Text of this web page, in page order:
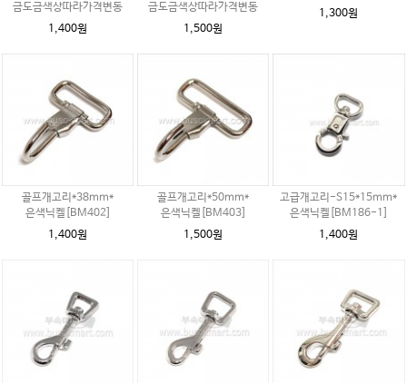
금도금색상따라가격변동
1,400원
금도금색상따라가격변동
1,500원
1,300원
골프개고리*38mm*
은색닉켈[BM402]
1,400원
골프개고리*50mm*
은색닉켈[BM403]
1,500원
고급개고리-S15*15mm*
은색닉켈[BM186-1]
1,400원